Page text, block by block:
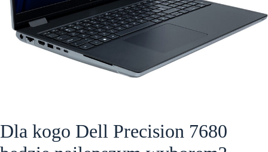
Dla kogo Dell Precision 7680